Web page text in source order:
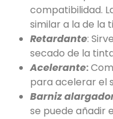
compatibilidad.
similar a la de la
Retardante:
secado de la
Acelerante:
para acelerar el
Barniz
se puede añadir